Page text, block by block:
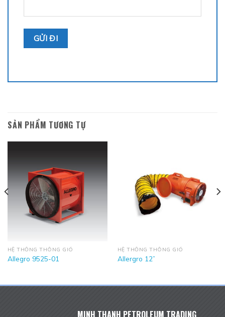
SẢN PHẨM TƯƠNG TỰ
HỆ THỐNG THÔNG GIÓ
Allegro 9525-01
HỆ THỐNG THÔNG GIÓ
Allergro 12”